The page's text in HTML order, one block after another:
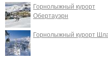
Горнолыжный курорт
Обертауэрн
Горнолыжный курорт